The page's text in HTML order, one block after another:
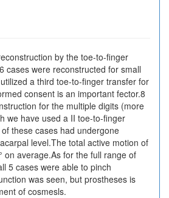
by the toe-to-finger
cases were reconstructed for small
a third toe-to-finger transfer for
consent is an important fector.8
for the multiple digits (more
we have used a II toe-to-finger
these cases had undergone
level.The total active motion of
on average.As for the full range of
5 cases were able to pinch
was seen, but prostheses is
of cosmesls.